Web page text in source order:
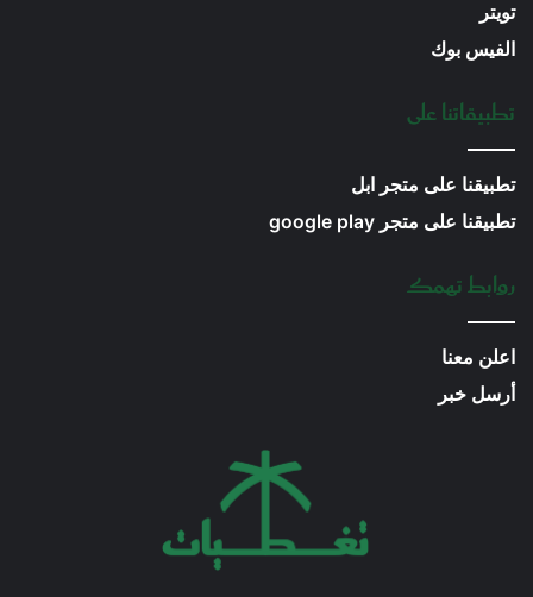
تويتر
الفيس بوك
تطبيقاتنا على
تطبيقنا على متجر ابل
تطبيقنا على متجر google play
روابط تهمك
اعلن معنا
أرسل خبر